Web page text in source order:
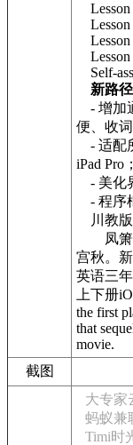
Lesson
Lesson
Lesson
Lesson
Self-
新路
- 增加
便、收
- 适配
iPad Pro；
- 美化
- 程序
川教版
凤箫
宫秋。
英语三
上下册
the first
that
movie.
截图
大专家
蚂蚁兼
Timi时